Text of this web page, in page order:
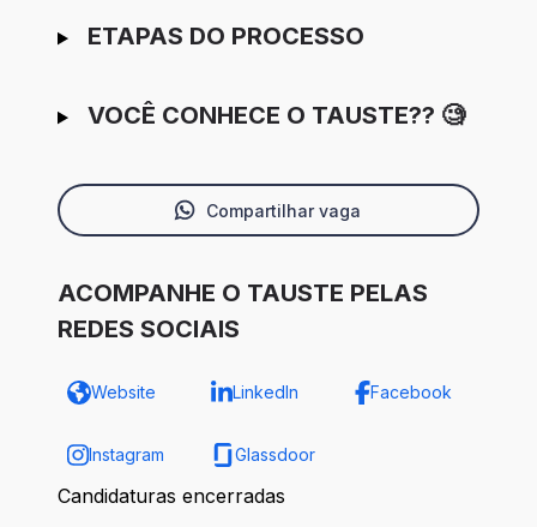
ETAPAS DO PROCESSO
VOCÊ CONHECE O TAUSTE?? 🧐
Compartilhar vaga
ACOMPANHE O TAUSTE PELAS
REDES SOCIAIS
Website LinkedIn Facebook
Instagram Glassdoor
Candidaturas encerradas